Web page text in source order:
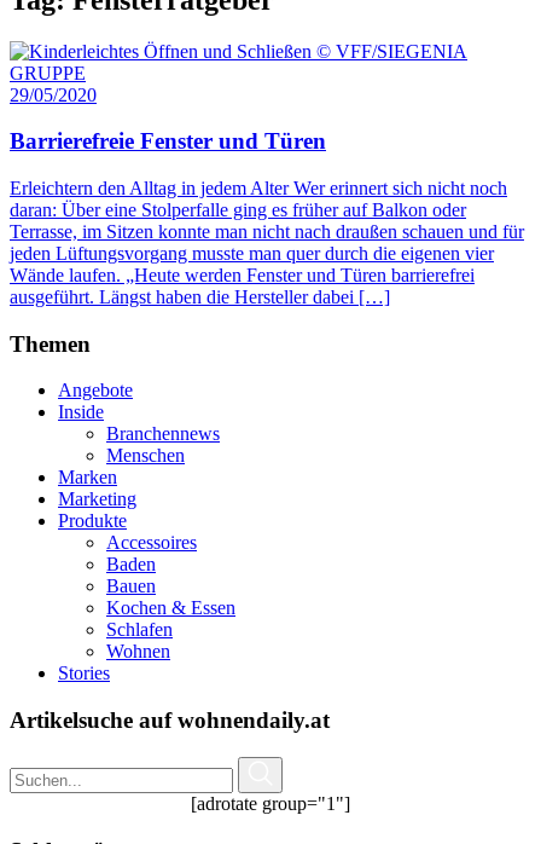
29/05/2020
Barrierefreie Fenster und Türen
Erleichtern den Alltag in jedem Alter Wer erinnert sich nicht noch
daran: Über eine Stolperfalle ging es früher auf Balkon oder
Terrasse, im Sitzen konnte man nicht nach draußen schauen und für
jeden Lüftungsvorgang musste man quer durch die eigenen vier
Wände laufen. „Heute werden Fenster und Türen barrierefrei
ausgeführt. Längst haben die Hersteller dabei […]
Themen
Angebote
Inside
Branchennews
Menschen
Marken
Marketing
Produkte
Accessoires
Baden
Bauen
Kochen & Essen
Schlafen
Wohnen
Stories
Artikelsuche auf wohnendaily.at
[adrotate group="1"]